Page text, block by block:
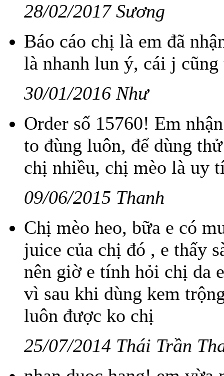
28/02/2017 Sương
Báo cáo chị là em đã
là nhanh lun ý, cái j
30/01/2016 Như
Order số 15760! Em
to đùng luôn, để dùng
chị nhiều, chị mèo là uy
09/06/2015 Thanh
Chị mèo heo, bữa e có
juice của chị đó , e thấy
nên giờ e tính hỏi chị da
vì sau khi dùng kem
luôn được ko chị
25/07/2014 Thái Trần